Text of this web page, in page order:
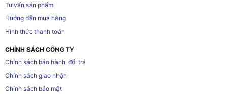
Tư vấn sản phẩm
Hướng dẫn mua hàng
Hình thức thanh toán
CHÍNH SÁCH CÔNG TY
Chính sách bảo hành, đổi trả
Chính sách giao nhận
Chính sách bảo mật